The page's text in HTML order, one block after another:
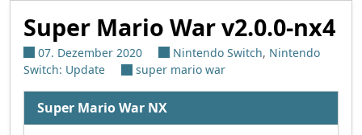
Super Mario War v2.0.0-nx4
07. Dezember 2020 Nintendo Switch, Nintendo
Switch: Update
super mario war
Super Mario War NX